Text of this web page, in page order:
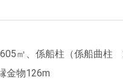
㎥、係船柱（係船曲
金物126m